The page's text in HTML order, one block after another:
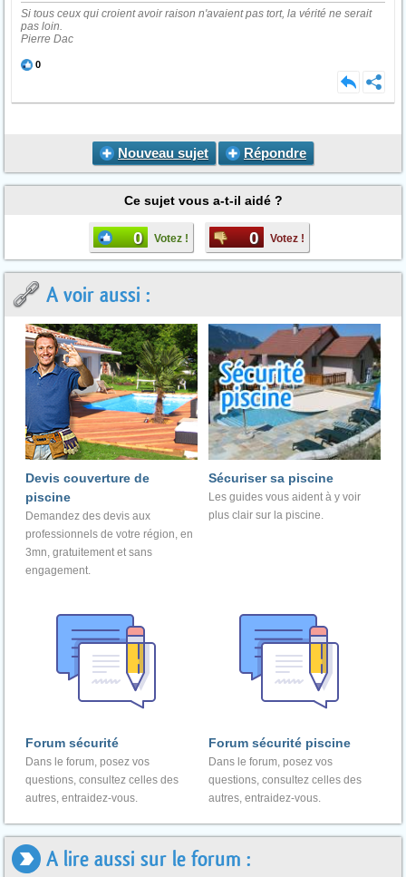
Si tous ceux qui croient avoir raison n'avaient pas tort, la vérité ne serait
pas loin.
Pierre Dac
0
Nouveau sujet Répondre
Ce sujet vous a-t-il aidé ?
0 Votez ! 0 Votez !
A voir aussi :
Devis couverture de
piscine
Demandez des devis aux
professionnels de votre région, en
3mn, gratuitement et sans
engagement.
Sécuriser sa piscine
Les guides vous aident à y voir
plus clair sur la piscine.
Forum sécurité
Dans le forum, posez vos
questions, consultez celles des
autres, entraidez-vous.
Forum sécurité piscine
Dans le forum, posez vos
questions, consultez celles des
autres, entraidez-vous.
A lire aussi sur le forum :